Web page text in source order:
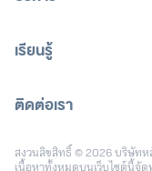
เรียนรู้
ติดต่อเรา
สงวนลิขสิทธิ์ © 2026 บริษัทห
เนื้อหาทั้งหมดบนเว็บไซต์นี้จั